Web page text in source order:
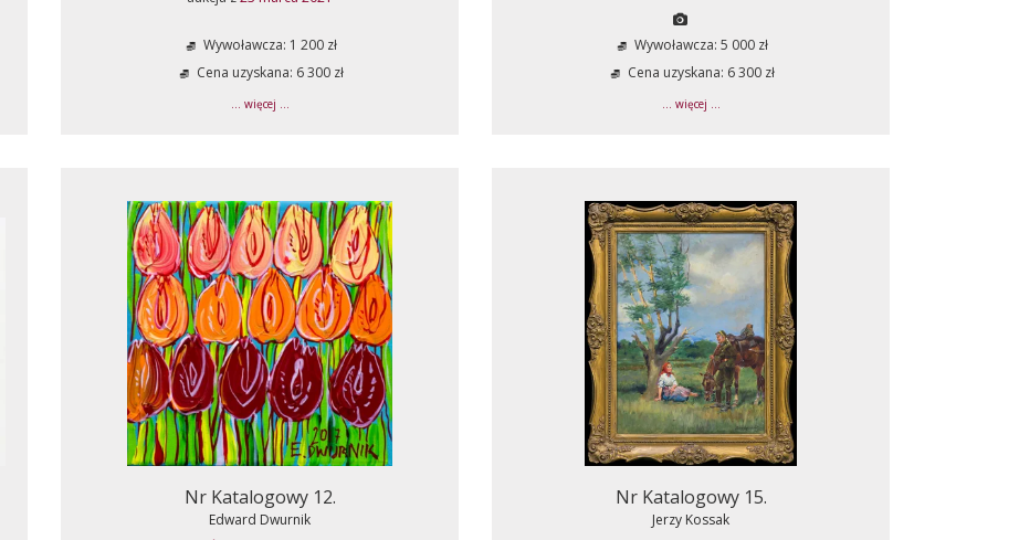
Wywoławcza: 1 200 zł
Cena uzyskana: 6 300 zł
... więcej ...
Wywoławcza: 5 000 zł
Cena uzyskana: 6 300 zł
... więcej ...
Nr Katalogowy 12.
Edward Dwurnik
Nr Katalogowy 15.
Jerzy Kossak